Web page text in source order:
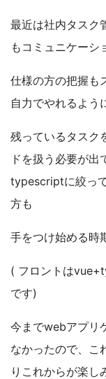
最近は社内タスク
もコミュニケーシ
仕様の方の把握も
自力でやれるよう
残っているタスク
ドを扱う必要が
typescriptに絞っ
方も
手をつけ始める時
( フロントは
です)
今までwebアプリ
なかったので、こ
りこれからが楽し